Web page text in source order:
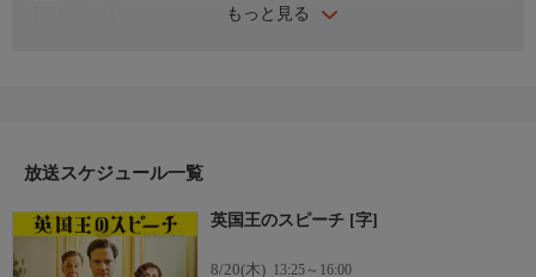
もっと見る
【監督】トム・フーパー
ナム＝カーターほか
放送スケジュール一覧
英国王のスピーチ [字]
8/20(木) 13:25～16:00